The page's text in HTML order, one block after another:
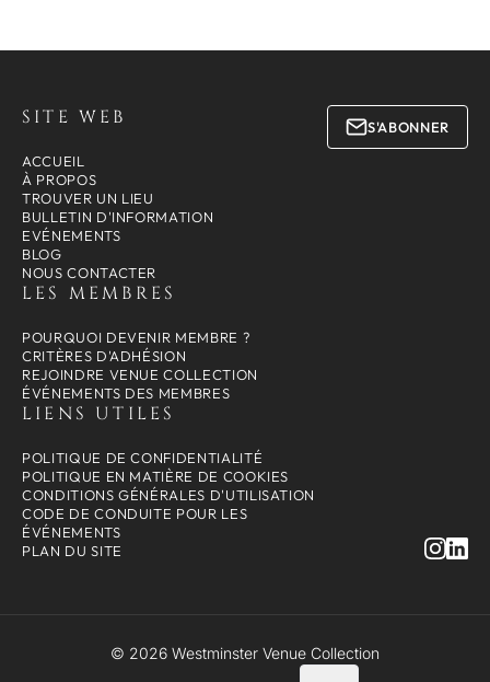
SITE WEB
ACCUEIL
À PROPOS
TROUVER UN LIEU
BULLETIN D'INFORMATION
EVÉNEMENTS
BLOG
NOUS CONTACTER
LES MEMBRES
POURQUOI DEVENIR MEMBRE ?
CRITÈRES D'ADHÉSION
REJOINDRE VENUE COLLECTION
ÉVÉNEMENTS DES MEMBRES
LIENS UTILES
POLITIQUE DE CONFIDENTIALITÉ
POLITIQUE EN MATIÈRE DE COOKIES
CONDITIONS GÉNÉRALES D'UTILISATION
CODE DE CONDUITE POUR LES
ÉVÉNEMENTS
PLAN DU SITE
S'ABONNER
© 2026 Westminster Venue Collection